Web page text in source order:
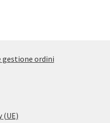
gestione ordini
(UE)